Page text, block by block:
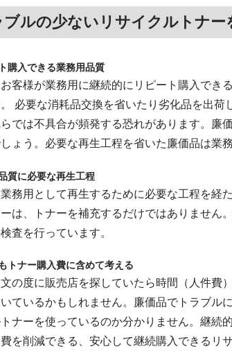
ブルの少ないリサイクルトナー
購入できる業務用品質
客様が業務用に継続的にリピート購入でき
必要な消耗品交換を省いたり劣化品を出
では不具合が頻発する恐れがあります。廉
ょう。必要な再生工程を省いた廉価品は業
質に必要な再生工程
務用として再生するために必要な工程を経
は、トナーを補充するだけではありません
査を行っています。
トナー購入費に含めて考える
文の度に販売店を探していたら時間（人件
ているかもしれません。廉価品でトラブル
ナーを使っているのか分かりません。継続
を削減できる、安心して継続購入できるリ